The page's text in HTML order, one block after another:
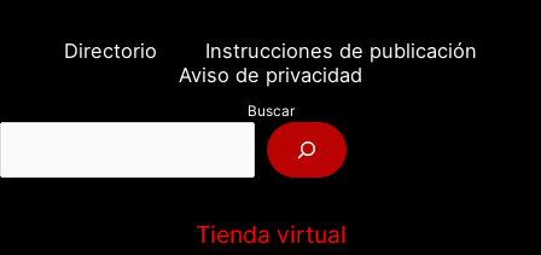
o
:
Directorio
Instrucciones de publicación
Aviso de privacidad
Buscar
Tienda virtual